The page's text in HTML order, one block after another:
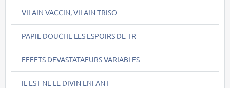
VILAIN VACCIN, VILAIN TRISO
PAPIE DOUCHE LES ESPOIRS DE TR
EFFETS DEVASTATAEURS VARIABLES
IL EST NE LE DIVIN ENFANT